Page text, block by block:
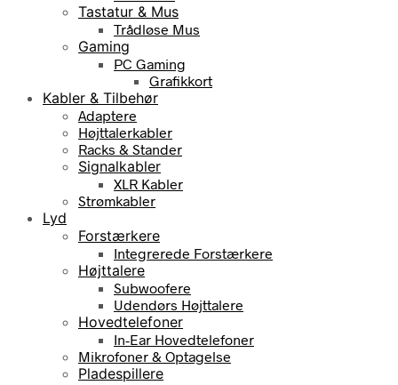
Tastatur & Mus
Trådløse Mus
Gaming
PC Gaming
Grafikkort
Kabler & Tilbehør
Adaptere
Højttalerkabler
Racks & Stander
Signalkabler
XLR Kabler
Strømkabler
Lyd
Forstærkere
Integrerede Forstærkere
Højttalere
Subwoofere
Udendørs Højttalere
Hovedtelefoner
In-Ear Hovedtelefoner
Mikrofoner & Optagelse
Pladespillere